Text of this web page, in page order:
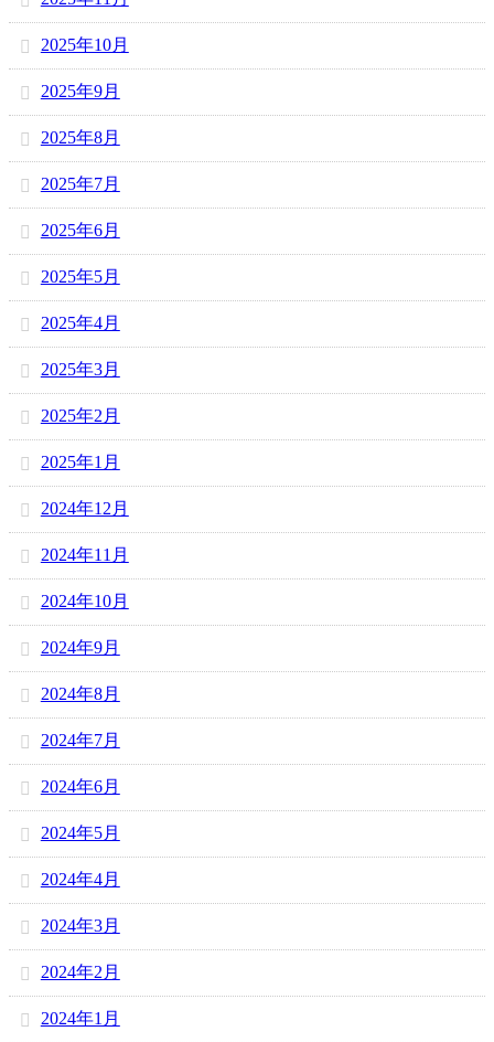
2025年10月
2025年9月
2025年8月
2025年7月
2025年6月
2025年5月
2025年4月
2025年3月
2025年2月
2025年1月
2024年12月
2024年11月
2024年10月
2024年9月
2024年8月
2024年7月
2024年6月
2024年5月
2024年4月
2024年3月
2024年2月
2024年1月